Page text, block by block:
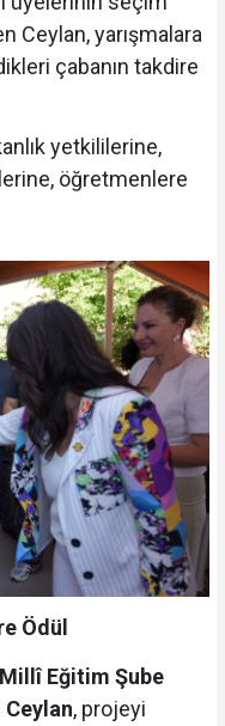
Ceylan, yarışmalara
çabanın takdire
yetkililerine,
öğretmenlere
Ödül
Eğitim Şube
, projeyi